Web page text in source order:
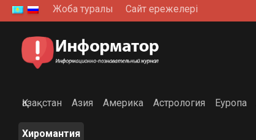
Skip
to
content
Жоба туралы Сайт ережелері
Қазақстан Азия Америка Астрология Еуропа
Хиромантия